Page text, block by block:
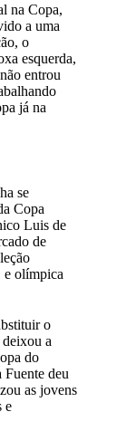
na Copa,
a uma
o
esquerda,
entrou
já na
se
Copa
Luis de
de
e olímpica
o
a
do
deu
as jovens
e